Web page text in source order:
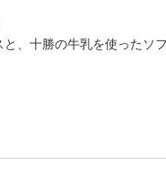
、十勝の牛乳を使ったソ